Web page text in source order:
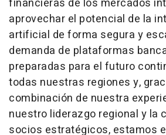
financieras de los mercados
aprovechar el potencial de la
artificial de forma segura y
demanda de plataformas
preparadas para el futuro
todas nuestras regiones y,
combinación de nuestra
nuestro liderazgo regional y la
socios estratégicos, estamos